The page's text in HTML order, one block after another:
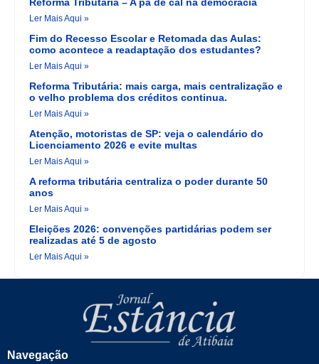
Ler Mais Aqui »
Fim do Recesso Escolar e Retomada das Aulas:
como acontece a readaptação dos estudantes?
Ler Mais Aqui »
Reforma Tributária: mais carga, mais centralização e
o velho problema dos créditos continua.
Ler Mais Aqui »
Atenção, motoristas de SP: veja o calendário do
Licenciamento 2026 e evite multas
Ler Mais Aqui »
A reforma tributária centraliza o poder durante 50
anos
Ler Mais Aqui »
Eleições 2026: convenções partidárias podem ser
realizadas até 5 de agosto
Ler Mais Aqui »
Navegação